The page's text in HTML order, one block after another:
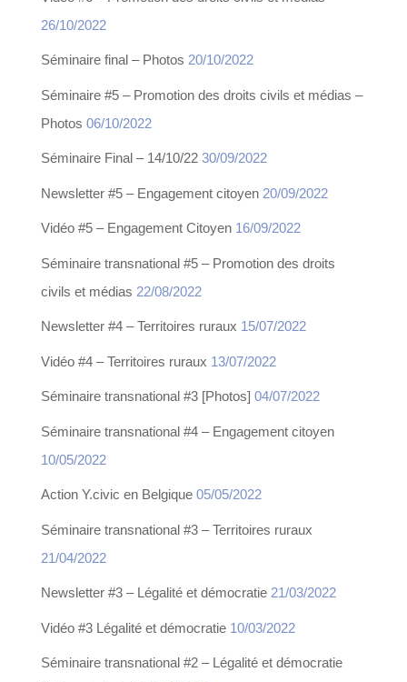
26/10/2022
Séminaire final – Photos 20/10/2022
Séminaire #5 – Promotion des droits civils et médias –
Photos 06/10/2022
Séminaire Final – 14/10/22 30/09/2022
Newsletter #5 – Engagement citoyen 20/09/2022
Vidéo #5 – Engagement Citoyen 16/09/2022
Séminaire transnational #5 – Promotion des droits
civils et médias 22/08/2022
Newsletter #4 – Territoires ruraux 15/07/2022
Vidéo #4 – Territoires ruraux 13/07/2022
Séminaire transnational #3 [Photos] 04/07/2022
Séminaire transnational #4 – Engagement citoyen
10/05/2022
Action Y.civic en Belgique 05/05/2022
Séminaire transnational #3 – Territoires ruraux
21/04/2022
Newsletter #3 – Légalité et démocratie 21/03/2022
Vidéo #3 Légalité et démocratie 10/03/2022
Séminaire transnational #2 – Légalité et démocratie